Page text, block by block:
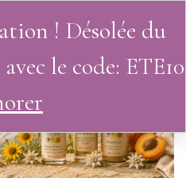
0
! Désolée du
le code: ETE10